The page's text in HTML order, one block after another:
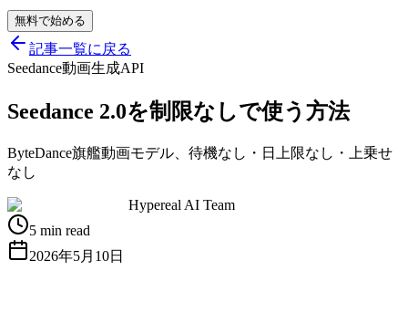
無料で始める
記事一覧に戻る
Seedance動画生成API
Seedance 2.0を制限なしで使う方法
ByteDance旗艦動画モデル、待機なし・日上限なし・上乗せ
なし
Hypereal AI Team
5 min read
2026年5月10日